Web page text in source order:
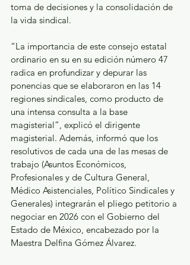
toma de decisiones y la consolidación de
la vida sindical.
“La importancia de este consejo estatal
ordinario en su en su edición número 47
radica en profundizar y depurar las
ponencias que se elaboraron en las 14
regiones sindicales, como producto de
una intensa consulta a la base
magisterial”, explicó el dirigente
magisterial. Además, informó que los
resolutivos de cada una de las mesas de
trabajo (Asuntos Económicos,
Profesionales y de Cultura General,
Médico Asistenciales, Político Sindicales y
Generales) integrarán el pliego petitorio a
negociar en 2026 con el Gobierno del
Estado de México, encabezado por la
Maestra Delfina Gómez Álvarez.